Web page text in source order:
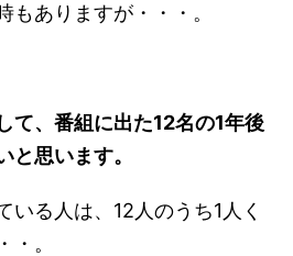
もありますが・・・。
て、番組に出た12名の1年後
と思います。
いる人は、12人のうち1人く
・。